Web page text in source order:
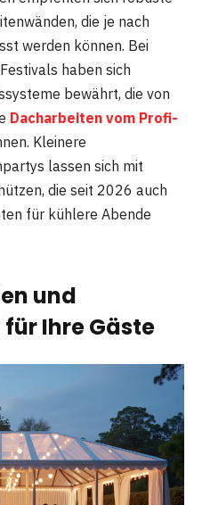
die je nach
werden können. Bei
haben sich
bewährt, die von
Dacharbeiten vom Profi-
Kleinere
lassen sich mit
die seit 2026 auch
für kühlere Abende
und
Ihre Gäste